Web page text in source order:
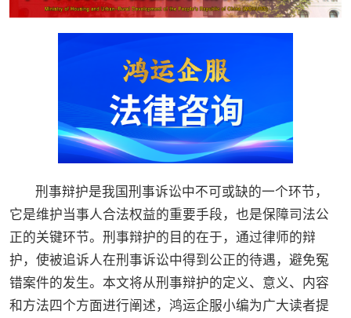
刑事辩护是我国刑事诉讼中不可或缺的一个环节，
它是维护当事人合法权益的重要手段，也是保障司法公
正的关键环节。刑事辩护的目的在于，通过律师的辩
护，使被追诉人在刑事诉讼中得到公正的待遇，避免冤
错案件的发生。本文将从刑事辩护的定义、意义、内容
和方法四个方面进行阐述，鸿运企服小编为广大读者提